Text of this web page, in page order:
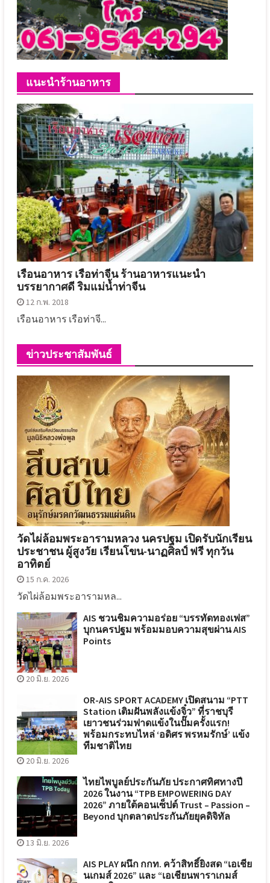
แนะนำร้านอาหาร
เรือนอาหาร เรือท่าจีน ร้านอาหารแนะนำ
บรรยากาศดี ริมแม่น้ำท่าจีน
12 ก.พ. 2018
เรือนอาหาร เรือท่าจี...
ข่าวประชาสัมพันธ์
วัดไผ่ล้อมพระอารามหลวง นครปฐม เปิดรับนักเรียน
ประชาชน ผู้สูงวัย เรียนโขน-นาฏศิลป์ ฟรี ทุกวัน
อาทิตย์
15 ก.ค. 2026
วัดไผ่ล้อมพระอารามหล...
AIS ชวนชิมความอร่อย “บรรทัดทองเฟส”
บุกนครปฐม พร้อมมอบความสุขผ่าน AIS
Points
20 มิ.ย. 2026
OR-AIS SPORT ACADEMY เปิดสนาม “PTT
Station เติมฝันพลังแข้งจิ๋ว” ที่ราชบุรี
เยาวชนร่วมฟาดแข้งในปั๊มครั้งแรก!
พร้อมกระทบไหล่ ‘อดิศร พรหมรักษ์’ แข้ง
ทีมชาติไทย
20 มิ.ย. 2026
ไทยไพบูลย์ประกันภัย ประกาศทิศทางปี
2026 ในงาน “TPB EMPOWERING DAY
2026” ภายใต้คอนเซ็ปต์ Trust – Passion –
Beyond บุกตลาดประกันภัยยุคดิจิทัล
13 มิ.ย. 2026
AIS PLAY ผนึก กกท. คว้าสิทธิ์ยิงสด “เอเชีย
นเกมส์ 2026” และ “เอเชียนพาราเกมส์